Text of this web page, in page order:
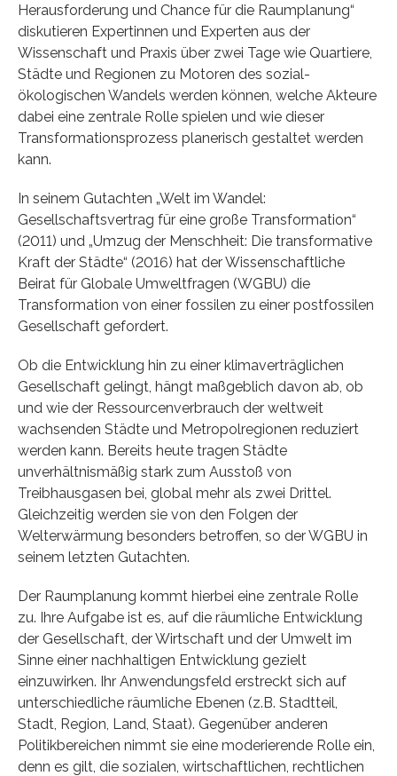
Herausforderung und Chance für die Raumplanung“
diskutieren Expertinnen und Experten aus der
Wissenschaft und Praxis über zwei Tage wie Quartiere,
Städte und Regionen zu Motoren des sozial-
ökologischen Wandels werden können, welche Akteure
dabei eine zentrale Rolle spielen und wie dieser
Transformationsprozess planerisch gestaltet werden
kann.
In seinem Gutachten „Welt im Wandel:
Gesellschaftsvertrag für eine große Transformation“
(2011) und „Umzug der Menschheit: Die transformative
Kraft der Städte“ (2016) hat der Wissenschaftliche
Beirat für Globale Umweltfragen (WGBU) die
Transformation von einer fossilen zu einer postfossilen
Gesellschaft gefordert.
Ob die Entwicklung hin zu einer klimaverträglichen
Gesellschaft gelingt, hängt maßgeblich davon ab, ob
und wie der Ressourcenverbrauch der weltweit
wachsenden Städte und Metropolregionen reduziert
werden kann. Bereits heute tragen Städte
unverhältnismäßig stark zum Ausstoß von
Treibhausgasen bei, global mehr als zwei Drittel.
Gleichzeitig werden sie von den Folgen der
Welterwärmung besonders betroffen, so der WGBU in
seinem letzten Gutachten.
Der Raumplanung kommt hierbei eine zentrale Rolle
zu. Ihre Aufgabe ist es, auf die räumliche Entwicklung
der Gesellschaft, der Wirtschaft und der Umwelt im
Sinne einer nachhaltigen Entwicklung gezielt
einzuwirken. Ihr Anwendungsfeld erstreckt sich auf
unterschiedliche räumliche Ebenen (z.B. Stadtteil,
Stadt, Region, Land, Staat). Gegenüber anderen
Politikbereichen nimmt sie eine moderierende Rolle ein,
denn es gilt, die sozialen, wirtschaftlichen, rechtlichen